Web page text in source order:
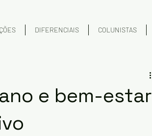
DIFERENCIAIS COLUNISTAS
e bem-estar